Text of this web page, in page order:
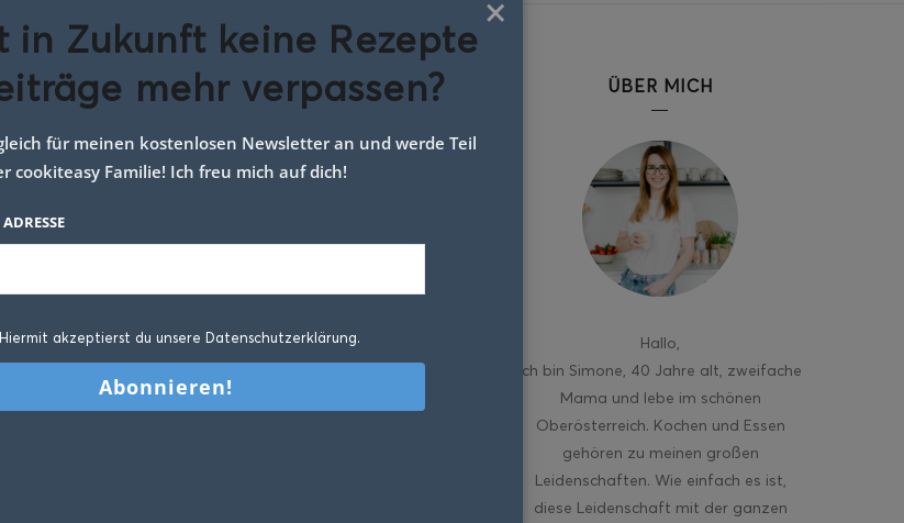
dip rezept einfach ÜBER MICH
Hallo
ich bin Simone, 40 Jahre alt, zweifache
Mama und lebe im schönen
Oberösterreich. Kochen und Essen
gehören zu meinen großen
Leidenschaften. Wie einfach es ist,
diese Leidenschaft mit der ganzen
in Zukunft keine Rezepte
mehr verpassen?
für meinen kostenlosen Newsletter an und werde Teil
cookiteasy Familie! Ich freu mich auf dich!
Hiermit akzeptierst du unsere Datenschutzerklärung.